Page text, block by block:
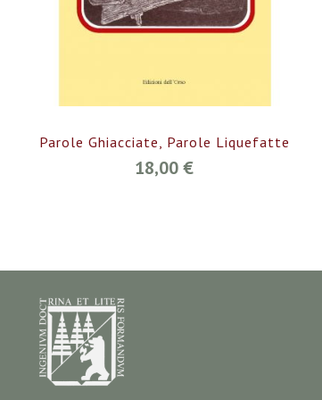
Parole Ghiacciate, Parole Liquefatte
18,00 €